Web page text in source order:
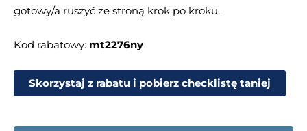
gotowy/a ruszyć ze stroną krok po kroku.
Kod rabatowy: mt2276ny
Skorzystaj z rabatu i pobierz checklistę taniej